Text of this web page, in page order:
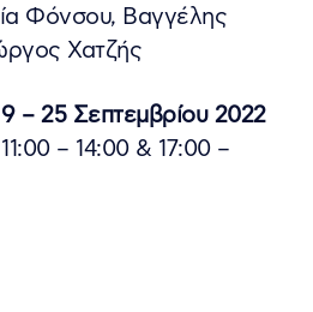
Φόνσου, Βαγγέλης
Χατζής
– 25 Σεπτεμβρίου 2022
– 14:00 & 17:00 –